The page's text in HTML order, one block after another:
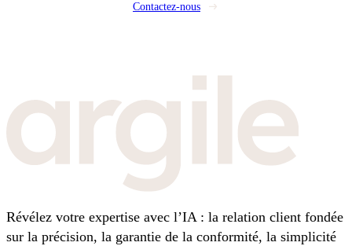
Contactez-nous
Révélez votre expertise avec l’IA : la relation client fondée
sur la précision, la garantie de la conformité, la simplicité